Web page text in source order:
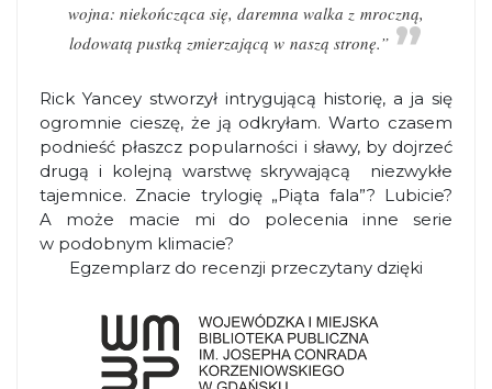
wojna: niekończąca się, daremna walka z mroczną,
lodowatą pustką zmierzającą w naszą stronę.”
Rick Yancey stworzył intrygującą historię, a ja się
ogromnie cieszę, że ją odkryłam. Warto czasem
podnieść płaszcz popularności i sławy, by dojrzeć
drugą i kolejną warstwę skrywającą niezwykłe
tajemnice. Znacie trylogię „Piąta fala”? Lubicie?
A może macie mi do polecenia inne serie
w podobnym klimacie?
Egzemplarz do recenzji przeczytany dzięki